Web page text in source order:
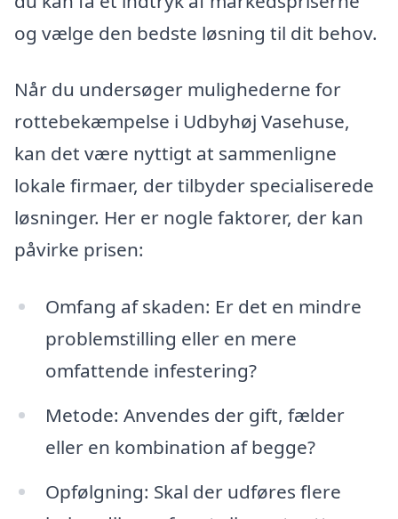
og vælge den bedste løsning til dit behov.
Når du undersøger mulighederne for
rottebekæmpelse i Udbyhøj Vasehuse,
kan det være nyttigt at sammenligne
lokale firmaer, der tilbyder specialiserede
løsninger. Her er nogle faktorer, der kan
påvirke prisen:
Omfang af skaden: Er det en mindre
problemstilling eller en mere
omfattende infestering?
Metode: Anvendes der gift, fælder
eller en kombination af begge?
Opfølgning: Skal der udføres flere